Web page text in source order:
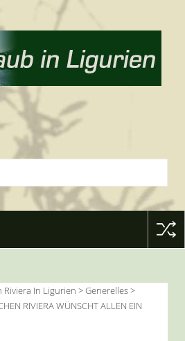
Riviera In Ligurien >Generelles>
RIVIERA WÜNSCHT ALLEN EIN